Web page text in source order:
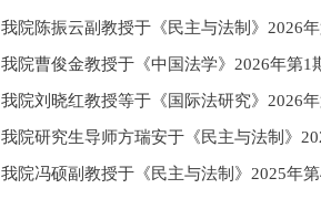
我院陈振云副教授于《民主与法制》2026
我院曹俊金教授于《中国法学》2026年第1
我院刘晓红教授等于《国际法研究》2026
我院研究生导师方瑞安于《民主与法制》
我院冯硕副教授于《民主与法制》2025年